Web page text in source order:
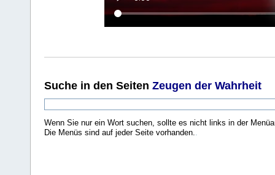
Suche in den Seiten Zeugen der Wahrheit
Wenn Sie nur ein Wort suchen, sollte es nicht links in der
Die Menüs sind auf jeder Seite vorhanden.